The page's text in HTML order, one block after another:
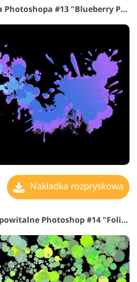
Nakładka powitalna Photoshopa #13 "Blueberry Pie"
Nakładka rozpryskowa
Darmowe nakładki powitalne Photoshop #14 "Foliage"